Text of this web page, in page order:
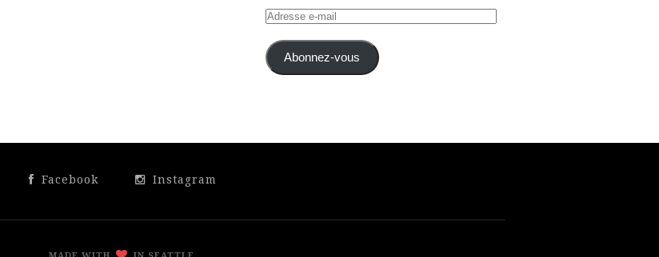
Adresse
mail Abonnez-vous
Facebook Instagram